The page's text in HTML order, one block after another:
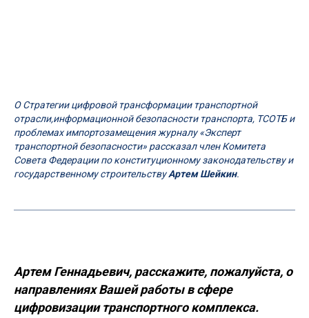
О Стратегии цифровой трансформации транспортной
отрасли,информационной безопасности транспорта, ТСОТБ и
проблемах импортозамещения журналу «Эксперт
транспортной безопасности» рассказал член Комитета
Совета Федерации по конституционному законодательству и
государственному строительствуАртем Шейкин.
Артем Геннадьевич, расскажите, пожалуйста, о
направлениях Вашей работы в сфере
цифровизации транспортного комплекса.